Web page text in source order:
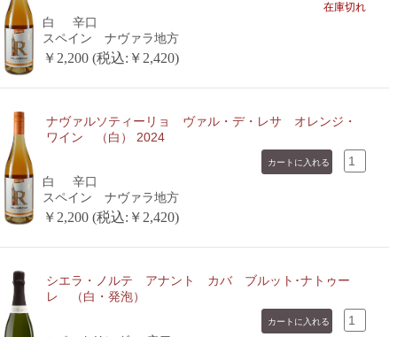
在庫切れ
白
辛口
スペイン ナヴァラ地方
￥2,200 (税込:￥2,420)
ナヴァルソティーリョ ヴァル・デ・レサ オレンジ・
ワイン （白） 2024
白
辛口
スペイン ナヴァラ地方
￥2,200 (税込:￥2,420)
シエラ・ノルテ アナント カバ ブルット･ナトゥー
レ （白・発泡）